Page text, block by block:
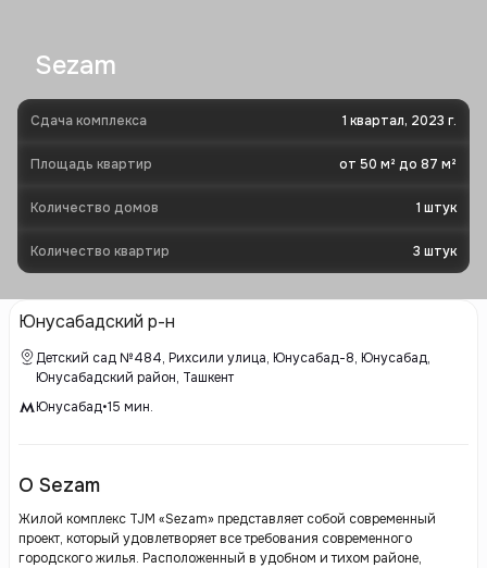
Sezam
Сдача комплекса 1 квартал, 2023 г.
Площадь квартир от 50 м² до 87 м²
Количество домов 1 штук
Количество квартир 3 штук
Юнусабадский р-н
Детский сад №484, Рихсили улица, Юнусабад-8, Юнусабад,
Юнусабадский район, Ташкент
Юнусабад•15 мин.
О Sezam
Жилой комплекс TJM «Sezam» представляет собой современный
проект, который удовлетворяет все требования современного
городского жилья. Расположенный в удобном и тихом районе,